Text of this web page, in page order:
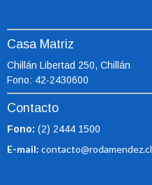
Casa Matriz
Chillán Libertad 250, Chillán
Fono: 42-2430600
Contacto
Fono: (2) 2444 1500
E-mail: contacto@rodamendez.cl